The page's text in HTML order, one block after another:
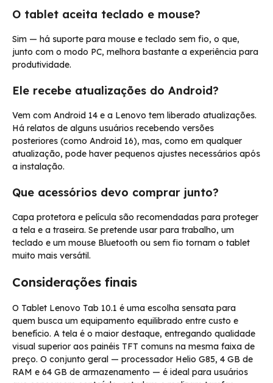
O tablet aceita teclado e mouse?
Sim — há suporte para mouse e teclado sem fio, o que,
junto com o modo PC, melhora bastante a experiência para
produtividade.
Ele recebe atualizações do Android?
Vem com Android 14 e a Lenovo tem liberado atualizações.
Há relatos de alguns usuários recebendo versões
posteriores (como Android 16), mas, como em qualquer
atualização, pode haver pequenos ajustes necessários após
a instalação.
Que acessórios devo comprar junto?
Capa protetora e película são recomendadas para proteger
a tela e a traseira. Se pretende usar para trabalho, um
teclado e um mouse Bluetooth ou sem fio tornam o tablet
muito mais versátil.
Considerações finais
O Tablet Lenovo Tab 10.1 é uma escolha sensata para
quem busca um equipamento equilibrado entre custo e
benefício. A tela é o maior destaque, entregando qualidade
visual superior aos painéis TFT comuns na mesma faixa de
preço. O conjunto geral — processador Helio G85, 4 GB de
RAM e 64 GB de armazenamento — é ideal para usuários